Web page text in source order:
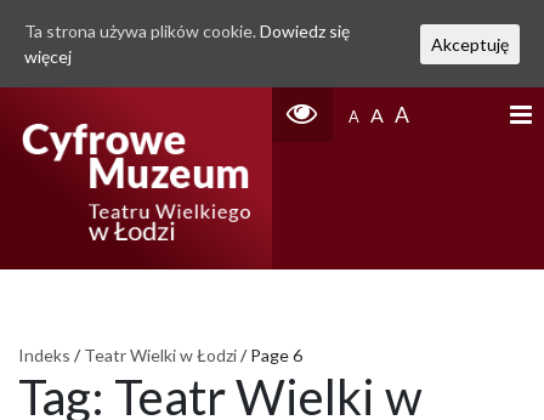
A A A
Indeks / Teatr Wielki w Łodzi/ Page 6
Tag: Teatr Wielki w
Ta strona używa plików cookie. Dowiedz się
więcej
Akceptuję